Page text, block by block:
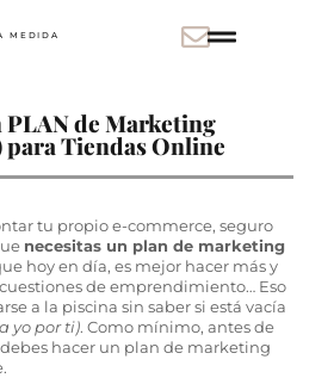
MEDIDA
PLAN de Marketing
para Tiendas Online
tu propio e-commerce, seguro
necesitas un plan de marketing
hoy en día, es mejor hacer más y
de emprendimiento… Eso
a la piscina sin saber si está vacía
yo por ti). Como mínimo, antes de
hacer un plan de marketing